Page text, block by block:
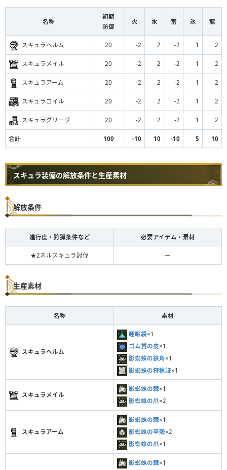
名称
初期
防御
火 水 雷 氷 龍
スキュラヘルム 20 -2 2 -2 1 2
スキュラメイル 20 -2 2 -2 1 2
スキュラアーム 20 -2 2 -2 1 2
スキュラコイル 20 -2 2 -2 1 2
スキュラグリーヴ 20 -2 2 -2 1 2
合計 100 -10 10 -10 5 10
スキュラ装備の解放条件と生産素材
解放条件
進行度・狩猟条件など 必要アイテム・素材
★2ネルスキュラ討伐 ー
生産素材
名称 素材
スキュラヘルム
睡眠袋×1
ゴム質の皮×1
影蜘蛛の鋏角×1
影蜘蛛の狩猟証×1
スキュラメイル
影蜘蛛の棘×1
影蜘蛛の爪×2
スキュラアーム
影蜘蛛の棘×1
影蜘蛛の甲殻×2
影蜘蛛の爪×1
影蜘蛛の棘×1